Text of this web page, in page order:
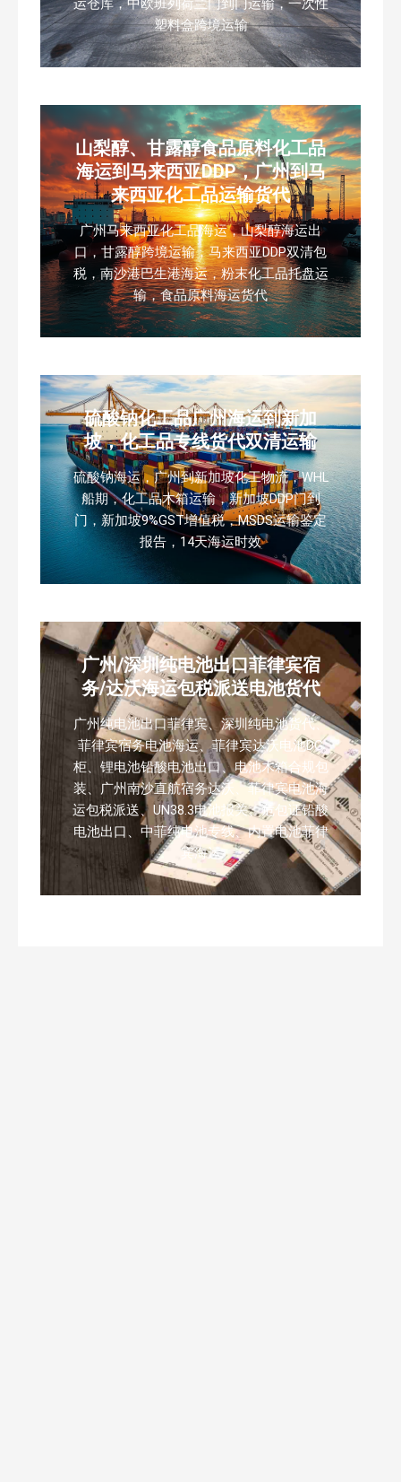
运仓库，中欧班列荷兰门到门运输，一次性
塑料盒跨境运输
山梨醇、甘露醇食品原料化工品
海运到马来西亚DDP，广州到马
来西亚化工品运输货代
广州马来西亚化工品海运，山梨醇海运出
口，甘露醇跨境运输，马来西亚DDP双清包
税，南沙港巴生港海运，粉末化工品托盘运
输，食品原料海运货代
硫酸钠化工品广州海运到新加
坡，化工品专线货代双清运输
硫酸钠海运，广州到新加坡化工物流，WHL
船期，化工品木箱运输，新加坡DDP门到
门，新加坡9%GST增值税，MSDS运输鉴定
报告，14天海运时效
广州/深圳纯电池出口菲律宾宿
务/达沃海运包税派送电池货代
广州纯电池出口菲律宾、深圳纯电池货代、
菲律宾宿务电池海运、菲律宾达沃电池DG
柜、锂电池铅酸电池出口、电池木箱合规包
装、广州南沙直航宿务达沃、菲律宾电池海
运包税派送、UN38.3电池报关、危包证铅酸
电池出口、中菲纯电池专线、内置电池菲律
宾海运